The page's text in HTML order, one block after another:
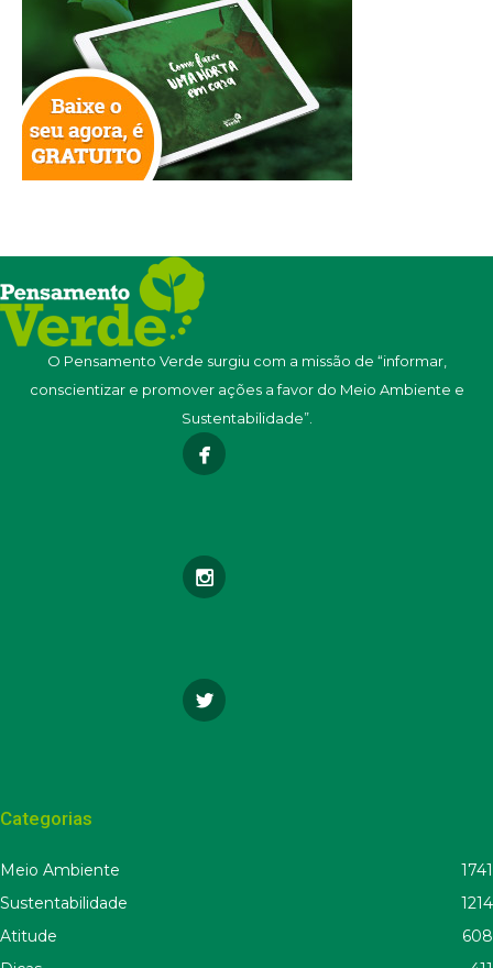
O Pensamento Verde surgiu com a missão de “informar,
conscientizar e promover ações a favor do Meio Ambiente e
Sustentabilidade”.
Categorias
Meio Ambiente
1741
Sustentabilidade
1214
Atitude
608